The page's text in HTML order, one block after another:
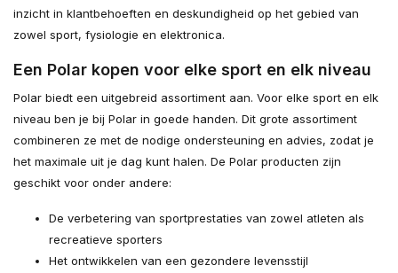
inzicht in klantbehoeften en deskundigheid op het gebied van
zowel sport, fysiologie en elektronica.
Een Polar kopen voor elke sport en elk niveau
Polar biedt een uitgebreid assortiment aan. Voor elke sport en elk
niveau ben je bij Polar in goede handen. Dit grote assortiment
combineren ze met de nodige ondersteuning en advies, zodat je
het maximale uit je dag kunt halen. De Polar producten zijn
geschikt voor onder andere:
De verbetering van sportprestaties van zowel atleten als
recreatieve sporters
Het ontwikkelen van een gezondere levensstijl